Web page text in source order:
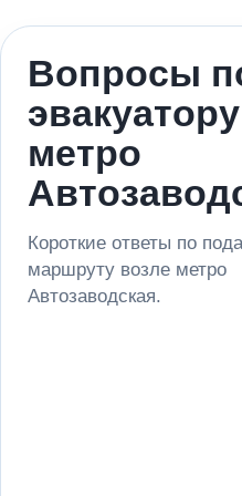
Вопросы
метро
Короткие ответы по
маршруту возле метро
Автозаводская.